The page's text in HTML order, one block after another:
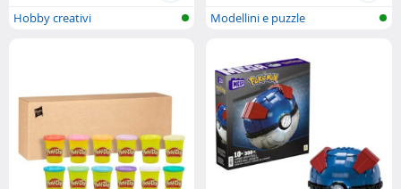
Hobby creativi
Modellini e puzzle